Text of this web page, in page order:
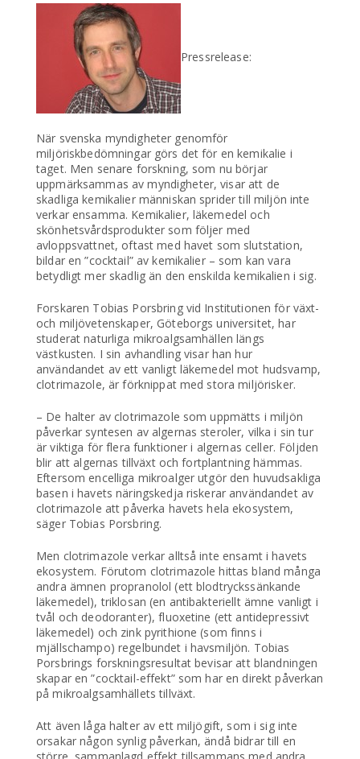
Pressrelease:
När svenska myndigheter genomför
miljöriskbedömningar görs det för en kemikalie i
taget. Men senare forskning, som nu börjar
uppmärksammas av myndigheter, visar att de
skadliga kemikalier människan sprider till miljön inte
verkar ensamma. Kemikalier, läkemedel och
skönhetsvårdsprodukter som följer med
avloppsvattnet, oftast med havet som slutstation,
bildar en ”cocktail” av kemikalier – som kan vara
betydligt mer skadlig än den enskilda kemikalien i sig.
Forskaren Tobias Porsbring vid Institutionen för växt-
och miljövetenskaper, Göteborgs universitet, har
studerat naturliga mikroalgsamhällen längs
västkusten. I sin avhandling visar han hur
användandet av ett vanligt läkemedel mot hudsvamp,
clotrimazole, är förknippat med stora miljörisker.
– De halter av clotrimazole som uppmätts i miljön
påverkar syntesen av algernas steroler, vilka i sin tur
är viktiga för flera funktioner i algernas celler. Följden
blir att algernas tillväxt och fortplantning hämmas.
Eftersom encelliga mikroalger utgör den huvudsakliga
basen i havets näringskedja riskerar användandet av
clotrimazole att påverka havets hela ekosystem,
säger Tobias Porsbring.
Men clotrimazole verkar alltså inte ensamt i havets
ekosystem. Förutom clotrimazole hittas bland många
andra ämnen propranolol (ett blodtryckssänkande
läkemedel), triklosan (en antibakteriellt ämne vanligt i
tvål och deodoranter), fluoxetine (ett antidepressivt
läkemedel) och zink pyrithione (som finns i
mjällschampo) regelbundet i havsmiljön. Tobias
Porsbrings forskningsresultat bevisar att blandningen
skapar en ”cocktail-effekt” som har en direkt påverkan
på mikroalgsamhällets tillväxt.
Att även låga halter av ett miljögift, som i sig inte
orsakar någon synlig påverkan, ändå bidrar till en